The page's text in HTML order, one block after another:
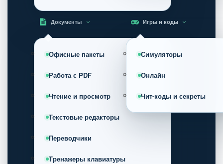
Документы
Офисные пакеты
Работа с PDF
Чтение и просмотр
Текстовые редакторы
Переводчики
Тренажеры клавиатуры
Игры и коды
Симуляторы
Онлайн
Чит-коды и секреты